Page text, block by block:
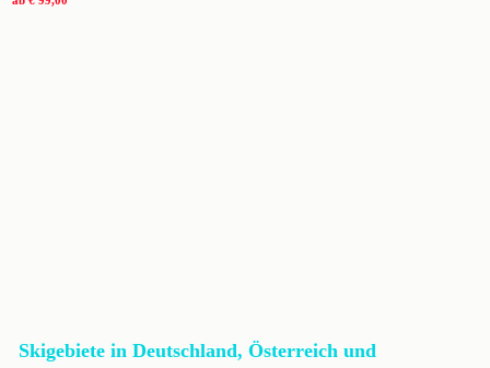
Skigebiete in Deutschland, Österreich und